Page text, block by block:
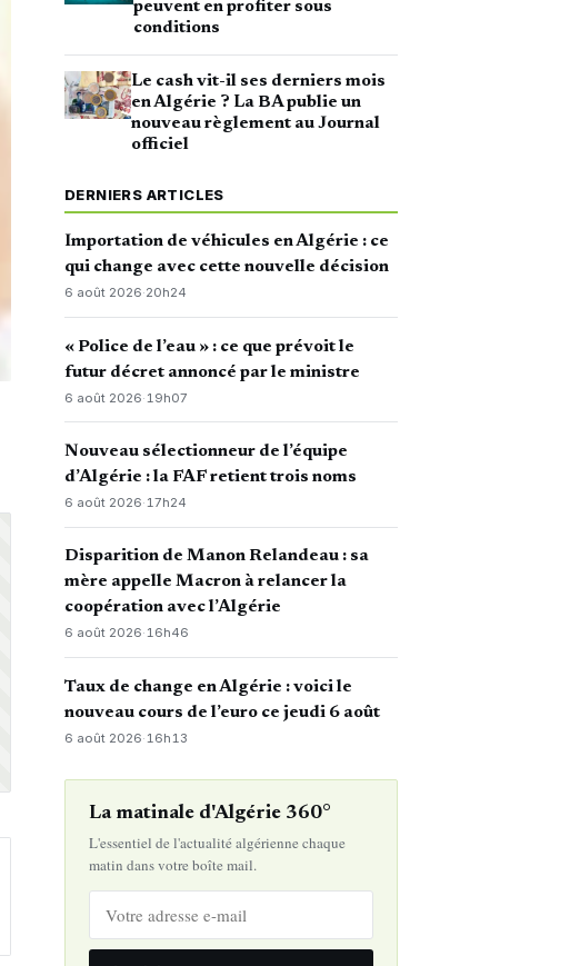
peuvent en profiter sous
conditions
Le cash vit-il ses derniers mois
en Algérie ? La BA publie un
nouveau règlement au Journal
officiel
DERNIERS ARTICLES
Importation de véhicules en Algérie : ce
qui change avec cette nouvelle décision
6 août 2026·20h24
« Police de l’eau » : ce que prévoit le
futur décret annoncé par le ministre
6 août 2026· 19h07
Nouveau sélectionneur de l’équipe
d’Algérie : la FAF retient trois noms
6 août 2026·17h24
Disparition de Manon Relandeau : sa
mère appelle Macron à relancer la
coopération avec l’Algérie
6 août 2026·16h46
Taux de change en Algérie : voici le
nouveau cours de l’euro ce jeudi 6 août
6 août 2026· 16h13
La matinale d'Algérie 360°
L'essentiel de l'actualité algérienne chaque
matin dans votre boîte mail.